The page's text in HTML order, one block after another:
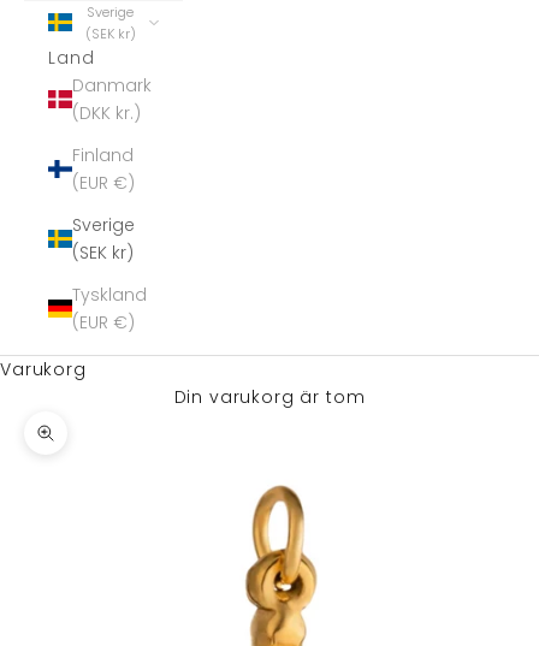
Sverige
(SEK kr)
Land
Danmark
(DKK kr.)
Finland
(EUR €)
Sverige
(SEK kr)
Tyskland
(EUR €)
Varukorg
Din varukorg är tom
Zooma